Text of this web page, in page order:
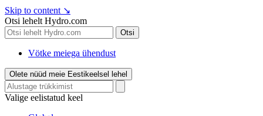
Skip to content ↘
Otsi lehelt Hydro.com
Otsi
Vötke meiega ühendust
Olete nüüd meie Eestikeelsel lehel
Valige eelistatud keel